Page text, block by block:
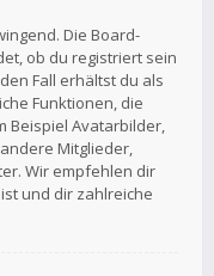
Die Board-
ob du registriert sein
Fall erhältst du als
Funktionen, die
Beispiel Avatarbilder,
Mitglieder,
Wir empfehlen dir
und dir zahlreiche